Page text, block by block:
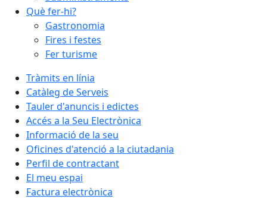
Què fer-hi?
Gastronomia
Fires i festes
Fer turisme
Tràmits en línia
Catàleg de Serveis
Tauler d'anuncis i edictes
Accés a la Seu Electrònica
Informació de la seu
Oficines d'atenció a la ciutadania
Perfil de contractant
El meu espai
Factura electrònica